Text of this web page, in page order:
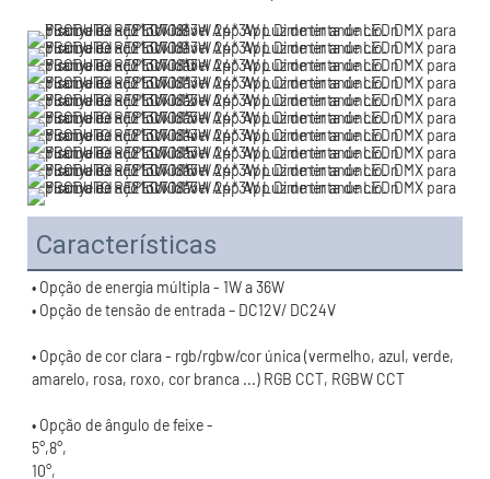
Características
• Opção de cor clara - rgb/rgbw/cor única (vermelho, azul, verde,